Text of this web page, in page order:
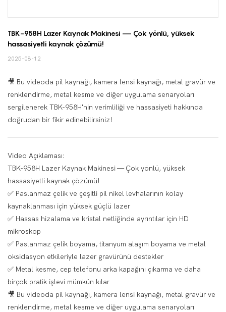
TBK-958H Lazer Kaynak Makinesi — Çok yönlü, yüksek
hassasiyetli kaynak çözümü!
2025-08-12
🎥 Bu videoda pil kaynağı, kamera lensi kaynağı, metal gravür ve
renklendirme, metal kesme ve diğer uygulama senaryoları
sergilenerek TBK-958H'nin verimliliği ve hassasiyeti hakkında
doğrudan bir fikir edinebilirsiniz!
Video Açıklaması:
TBK-958H Lazer Kaynak Makinesi — Çok yönlü, yüksek
hassasiyetli kaynak çözümü!
✅ Paslanmaz çelik ve çeşitli pil nikel levhalarının kolay
kaynaklanması için yüksek güçlü lazer
✅ Hassas hizalama ve kristal netliğinde ayrıntılar için HD
mikroskop
✅ Paslanmaz çelik boyama, titanyum alaşım boyama ve metal
oksidasyon etkileriyle lazer gravürünü destekler
✅ Metal kesme, cep telefonu arka kapağını çıkarma ve daha
birçok pratik işlevi mümkün kılar
🎥 Bu videoda pil kaynağı, kamera lensi kaynağı, metal gravür ve
renklendirme, metal kesme ve diğer uygulama senaryoları